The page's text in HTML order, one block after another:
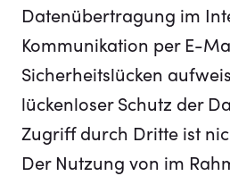
Datenübertragung im
Kommunikation per E-
Sicherheitslücken
lückenloser Schutz der
Zugriff durch Dritte ist
Der Nutzung von im